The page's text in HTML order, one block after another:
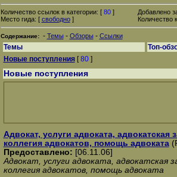
Количество ссылок в категории: [ 80]
Место гида: [ свободно]
Добавлено
Количество
Содержание: - Темы - Обзоры - Ссылки
Темы
Топ-
Новые поступления[80]
Новые поступления
Адвокат, услуги адвоката, адвокатская
коллегия адвокатов, помощь адвоката
Предоставлено: [06.11.06]
Адвокат, услуги адвоката, адвокатская
коллегия адвокатов, помощь адвоката